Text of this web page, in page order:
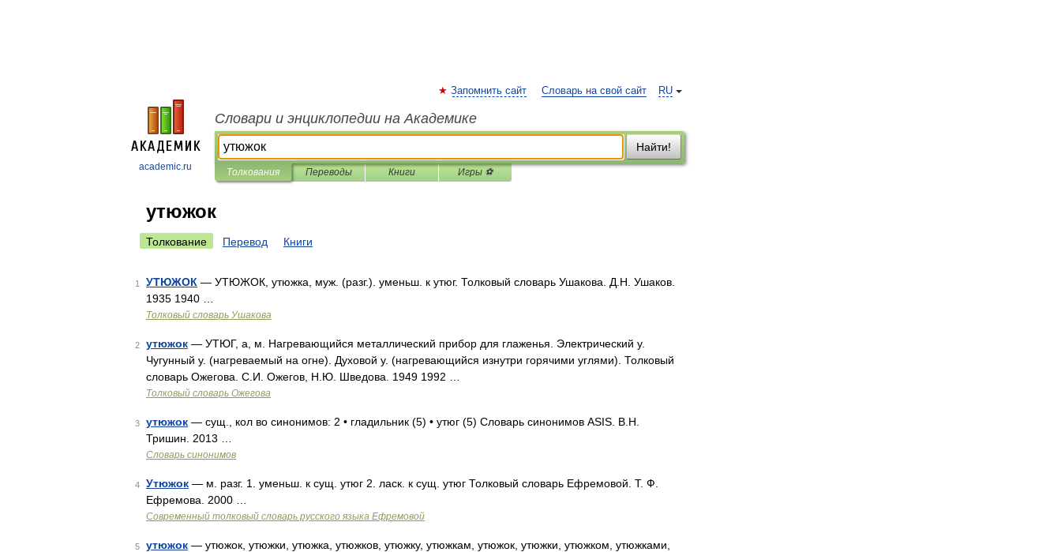
academic.ru
RU
Запомнить сайт Словарь на свой сайт
Словари и энциклопедии на Академике
Найти!
Толкования Переводы Книги Игры ⚽
утюжок
Толкование Перевод Книги
1 УТЮЖОК — УТЮЖОК, утюжка, муж. (разг.). уменьш. к утюг. Толковый словарь Ушакова. Д.Н. Ушаков.
1935 1940 …
Толковый словарь Ушакова
2 утюжок — УТЮГ, а, м. Нагревающийся металлический прибор для глаженья. Электрический у.
Чугунный у. (нагреваемый на огне). Духовой у. (нагревающийся изнутри горячими углями). Толковый
словарь Ожегова. С.И. Ожегов, Н.Ю. Шведова. 1949 1992 …
Толковый словарь Ожегова
3 утюжок — сущ., кол во синонимов: 2 • гладильник (5) • утюг (5) Словарь синонимов ASIS. В.Н.
Тришин. 2013 …
Словарь синонимов
4 Утюжок — м. разг. 1. уменьш. к сущ. утюг 2. ласк. к сущ. утюг Толковый словарь Ефремовой. Т. Ф.
Ефремова. 2000 …
Современный толковый словарь русского языка Ефремовой
5 утюжок — утюжок, утюжки, утюжка, утюжков, утюжку, утюжкам, утюжок, утюжки, утюжком, утюжками,